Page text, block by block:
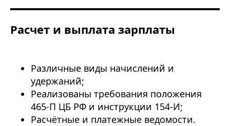
Расчет и выплата зарплаты
Различные виды начислений и
удержаний;
Реализованы требования положения
465-П ЦБ РФ и инструкции 154-И;
Расчётные и платежные ведомости.